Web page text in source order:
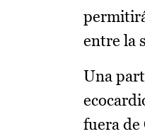
entre la
Una
fuera de